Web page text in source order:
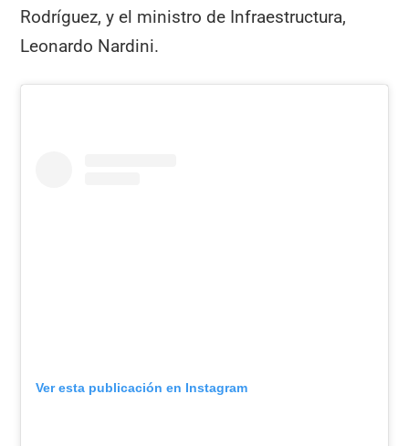
Rodríguez, y el ministro de Infraestructura,
Leonardo Nardini.
Ver esta publicación en Instagram